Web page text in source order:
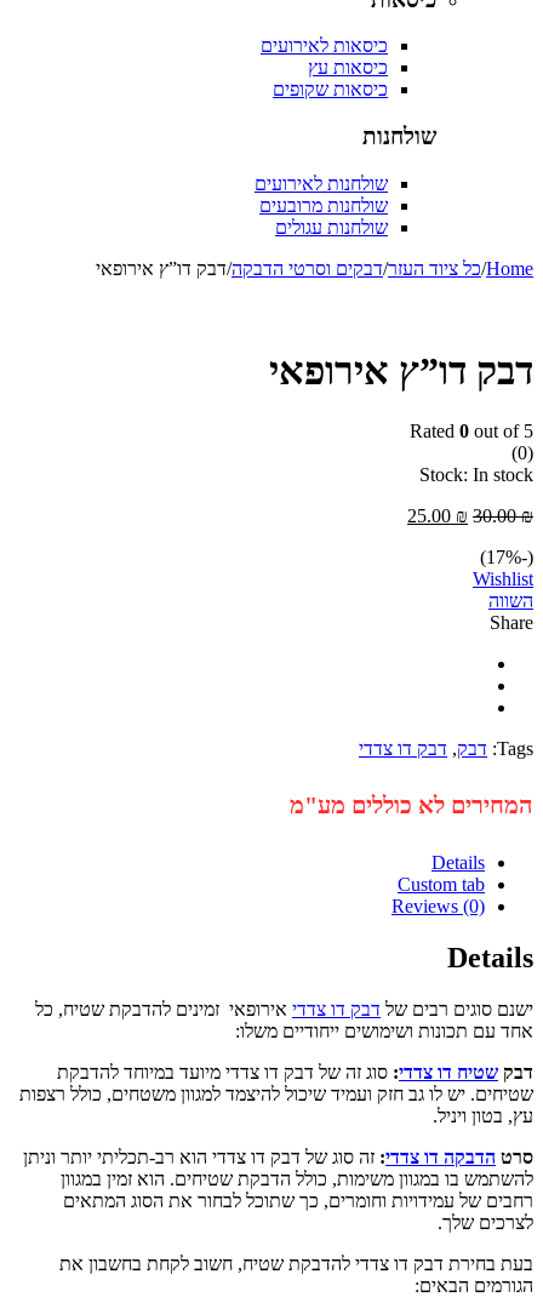
כיסאות לאירועים
כיסאות עץ
כיסאות שקופים
שולחנות
שולחנות לאירועים
שולחנות מרובעים
שולחנות עגולים
/כל ציוד העזר/דבקים וסרטי הדבקה/דבק דו”ץ אירופאי
דו”ץ אירופאי
Rated0
Stock: In
25.00₪
דבק,דבק דו צדדי
לא כוללים מע"מ
Details
Custom tab
Reviews (0)
רבים שלדבק דו צדדיאירופאי זמינים להדבקת שטיח, כל
תכונות ושימושים ייחודיים משלו:
דו צדדי:סוג זה של דבק דו צדדי מיועד במיוחד להדבקת
יש לו גב חזק ועמיד שיכול להיצמד למגוון משטחים, כולל רצפות
ויניל.
הדבקה דו צדדי:זה סוג של דבק דו צדדי הוא רב-תכליתי יותר וניתן
בו במגוון משימות, כולל הדבקת שטיחים. הוא זמין במגוון
של עמידויות וחומרים, כך שתוכל לבחור את הסוג המתאים
שלך.
דבק דו צדדי להדבקת שטיח, חשוב לקחת בחשבון את
הבאים: